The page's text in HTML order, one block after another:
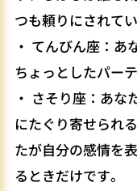
つも頼りにされてい
・ てんびん座：あ
ちょっとしたパー
・ さそり座：あな
にたぐり寄せられ
たが自分の感情を
るときだけです。